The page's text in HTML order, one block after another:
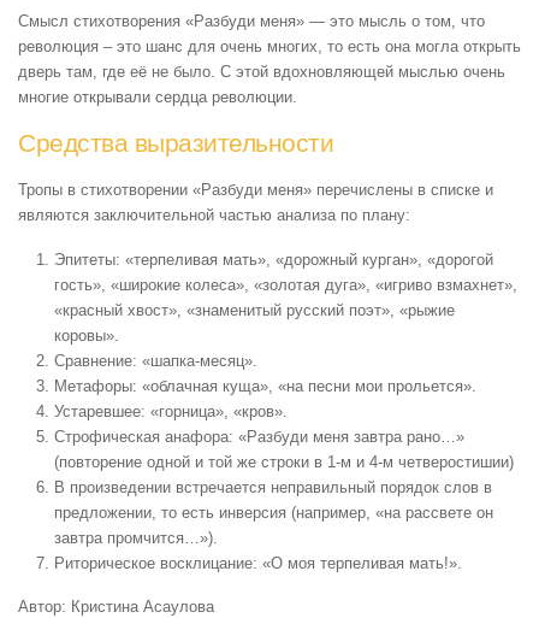
Смысл стихотворения «Разбуди меня» — это мысль о том, что
революция – это шанс для очень многих, то есть она могла открыть
дверь там, где её не было. С этой вдохновляющей мыслью очень
многие открывали сердца революции.
Средства выразительности
Тропы в стихотворении «Разбуди меня» перечислены в списке и
являются заключительной частью анализа по плану:
Эпитеты: «терпеливая мать», «дорожный курган», «дорогой
гость», «широкие колеса», «золотая дуга», «игриво взмахнет»,
«красный хвост», «знаменитый русский поэт», «рыжие
коровы».
Сравнение: «шапка-месяц».
Метафоры: «облачная куща», «на песни мои прольется».
Устаревшее: «горница», «кров».
Строфическая анафора: «Разбуди меня завтра рано…»
(повторение одной и той же строки в 1-м и 4-м четверостишии)
В произведении встречается неправильный порядок слов в
предложении, то есть инверсия (например, «на рассвете он
завтра промчится…»).
Риторическое восклицание: «О моя терпеливая мать!».
Автор: Кристина Асаулова